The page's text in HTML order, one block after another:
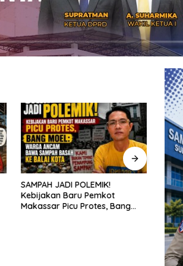
SAMPAH JADI POLEMIK!
Kebijakan Baru Pemkot
Makassar Picu Protes, Bang